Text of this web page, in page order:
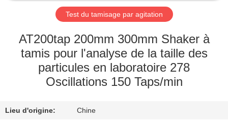
NOUS
VISITE
Test du tamisage par agitation
AT200tap 200mm 300mm Shaker à
tamis pour l'analyse de la taille des
particules en laboratoire 278
Oscillations 150 Taps/min
Lieu d'origine: Chine